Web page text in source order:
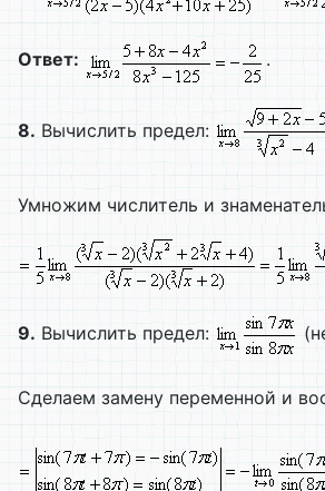
Ответ: .
8. Вычислить предел:
Умножим числитель и
9. Вычислить предел:
Сделаем замену переменной и